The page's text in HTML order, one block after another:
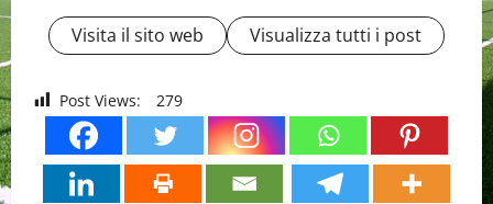
Visita il sito web Visualizza tutti i post
Post Views: 279